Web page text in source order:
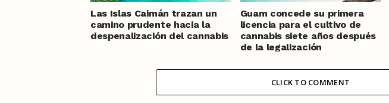
Las Islas Caimán trazan un
camino prudente hacia la
despenalización del cannabis
Guam concede su primera
licencia para el cultivo de
cannabis siete años después
de la legalización
CLICK TO COMMENT